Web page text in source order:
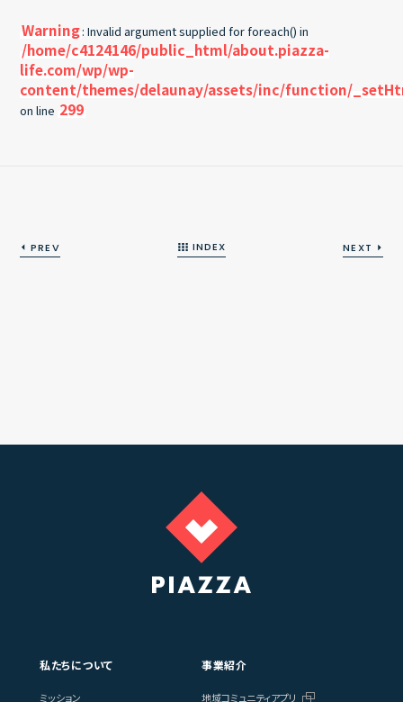
Warning: Invalid argument supplied for foreach() in
/home/c4124146/public_html/about.piazza-
life.com/wp/wp-
content/themes/delaunay/assets/inc/function/
on line 299
PREV INDEX NEXT
私たちについて
ミッション
事業紹介
地域コミュニティアプリ